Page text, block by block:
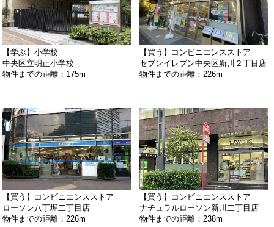
【学ぶ】小学校
中央区立明正小学校
物件までの距離：175m
【買う】コンビニエンスストア
セブンイレブン中央区新川２丁目店
物件までの距離：226m
【買う】コンビニエンスストア
ローソン八丁堀二丁目店
物件までの距離：226m
【買う】コンビニエンスストア
ナチュラルローソン新川二丁目店
物件までの距離：238m